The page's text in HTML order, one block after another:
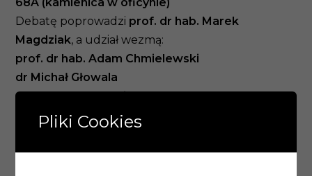
Debatę poprowadzi prof. dr hab. Marek
Magdziak, a udział wezmą:
prof. dr hab. Adam Chmielewski
dr Michał Głowala
dr hab. Roman Konik
dr hab. Damian Leszczyński
dr hab. Krzysztof Szlachcic
Pliki Cookies